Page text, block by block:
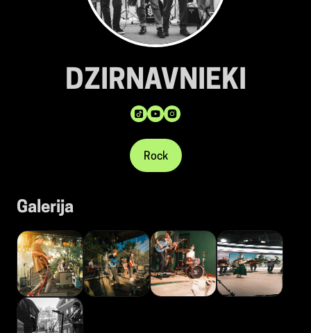
DZIRNAVNIEKI
Rock
Galerija